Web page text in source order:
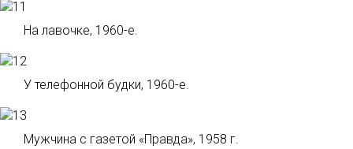
На лавочке, 1960-е.
У телефонной будки, 1960-е.
Мужчина с газетой «Правда», 1958 г.